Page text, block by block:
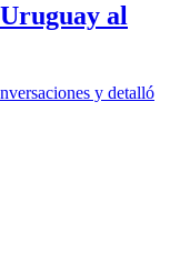
al
y detalló